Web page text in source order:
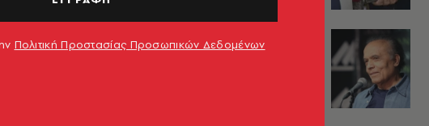
- «Έπρεπε
Πολιτική Προστασίας Προσωπικών Δεδομένων